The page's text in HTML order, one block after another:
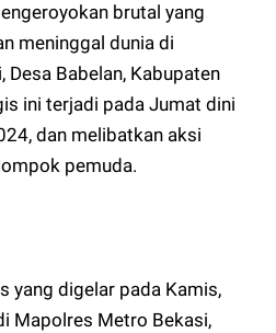
brutal yang
meninggal dunia di
Desa Babelan, Kabupaten
ini terjadi pada Jumat dini
dan melibatkan aksi
pemuda.
yang digelar pada Kamis,
Mapolres Metro Bekasi,